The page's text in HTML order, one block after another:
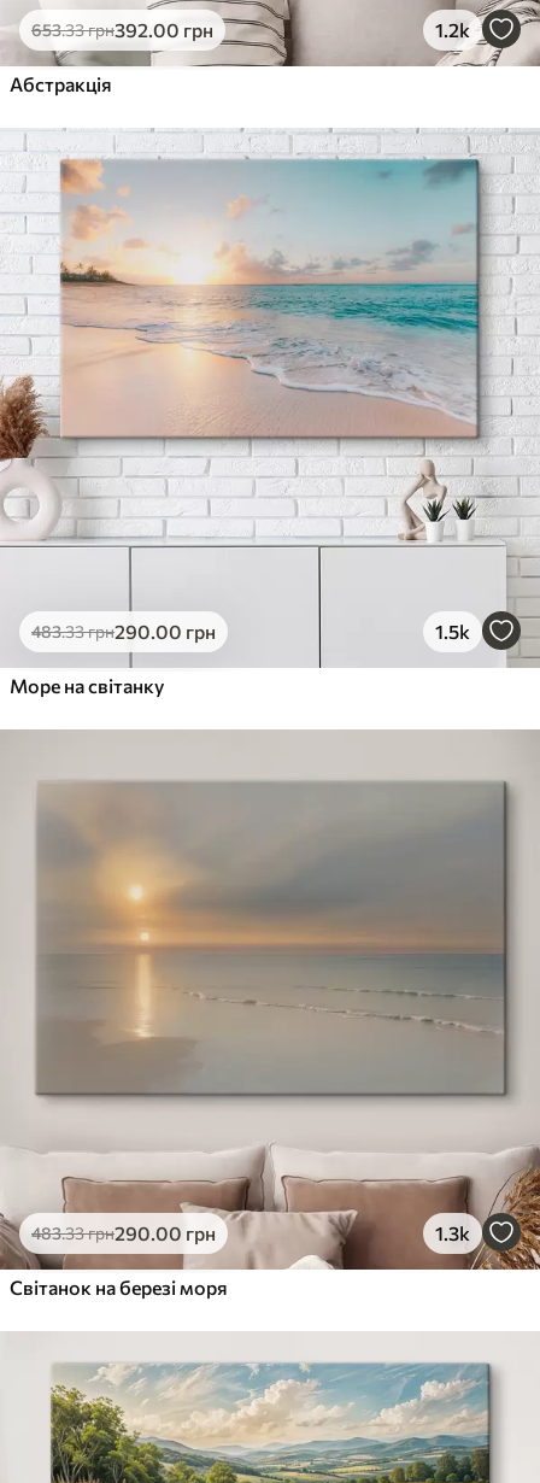
653.33грн392.00 грн 1.2k
Абстракція
483.33грн290.00 грн 1.5k
Море на світанку
483.33грн290.00 грн 1.3k
Світанок на березі моря